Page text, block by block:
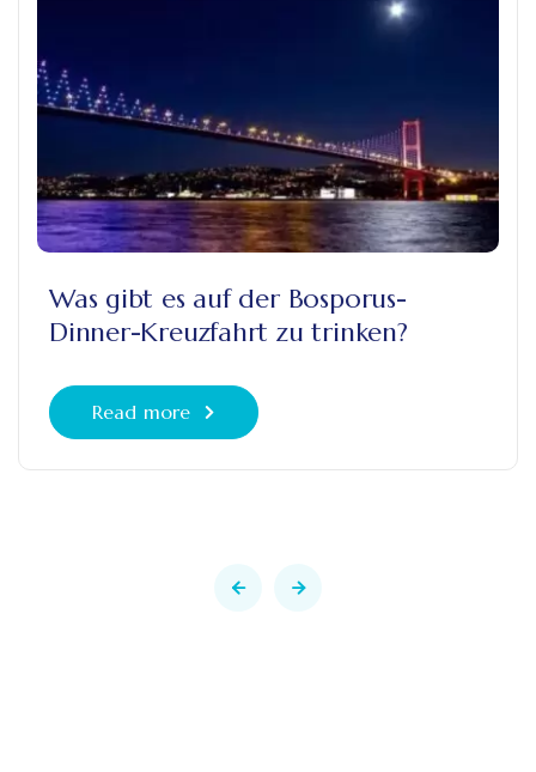
Was gibt es auf der Bosporus-
Dinner-Kreuzfahrt zu trinken?
Read more